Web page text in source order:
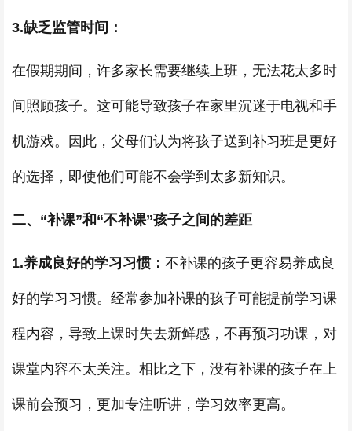
3.缺乏监管时间：
在假期期间，许多家长需要继续上班，无法花太多时
间照顾孩子。这可能导致孩子在家里沉迷于电视和手
机游戏。因此，父母们认为将孩子送到补习班是更好
的选择，即使他们可能不会学到太多新知识。
二、“补课”和“不补课”孩子之间的差距
1.养成良好的学习习惯： 不补课的孩子更容易养成良
好的学习习惯。经常参加补课的孩子可能提前学习课
程内容，导致上课时失去新鲜感，不再预习功课，对
课堂内容不太关注。相比之下，没有补课的孩子在上
课前会预习，更加专注听讲，学习效率更高。